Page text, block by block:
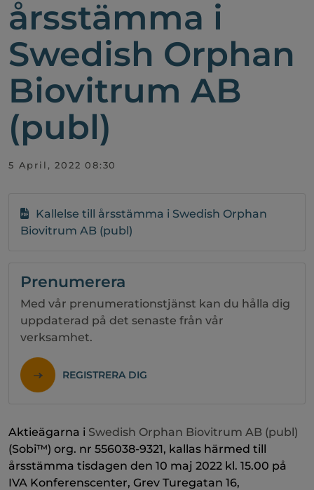
årsstämma i
Swedish Orphan
Biovitrum AB
(publ)
5 April, 2022 08:30
Aktieägarna i Swedish Orphan Biovitrum AB (publ)
(Sobi™) org. nr 556038-9321, kallas härmed till
årsstämma tisdagen den 10 maj 2022 kl. 15.00 på
IVA Konferenscenter, Grev Turegatan 16,
Kallelse till årsstämma i Swedish Orphan
Biovitrum AB (publ)
Prenumerera
Med vår prenumerationstjänst kan du hålla dig
uppdaterad på det senaste från vår
verksamhet.
REGISTRERA DIG